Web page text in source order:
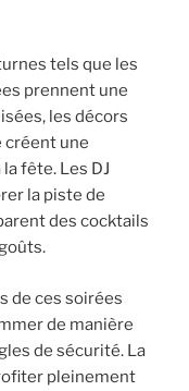
tels que les
prennent une
les décors
créent une
fête. Les DJ
la piste de
des cocktails
de ces soirées
de manière
de sécurité. La
pleinement